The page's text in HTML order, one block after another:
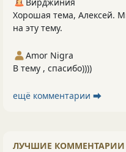
Хорошая тема, Алексей.
на эту тему.
Amor Nigra
В тему , спасибо))))
ещё комментарии ⮕
ЛУЧШИЕ КОММЕНТАРИИ